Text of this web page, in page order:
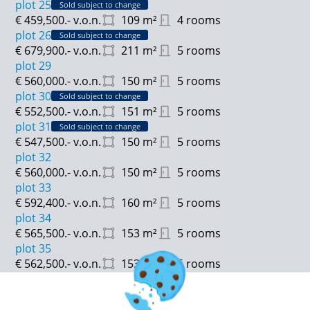
Gebruiksoppervlakte: van ca. 109 tot 137 m²
Inhoud: van ca. 423 tot 524 m³
Tuinligging:
Noordoost: 20 – 21 – 22 – 23 – 24 – 25
Oost: 15 – 16 – 17 – 18
West: 27 – 28
Zuid: 1 - 2 - 3 - 4 - 5 - 6 - 7 - 8 - 9 - 10 - 11 - 12 - 13 - 14
plot 25
Sold subject to change
109 m² 4 rooms
€ 459,500.-v.o.n.
plot 26
Sold subject to change
211 m² 5 rooms
€ 679,900.-v.o.n.
plot 29
150 m² 5 rooms
€ 560,000.-v.o.n.
plot 30
Sold subject to change
151 m² 5 rooms
€ 552,500.-v.o.n.
plot 31
Sold subject to change
150 m² 5 rooms
€ 547,500.-v.o.n.
plot 32
150 m² 5 rooms
€ 560,000.-v.o.n.
plot 33
160 m² 5 rooms
€ 592,400.-v.o.n.
plot 34
153 m² 5 rooms
€ 565,500.-v.o.n.
plot 35
153m² 5 rooms
€ 562,500.-v.o.n.
Sold subject to change
151m² 5 rooms